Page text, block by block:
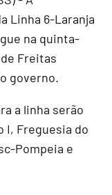
Linha 6-Laranja
na quinta-
Freitas
governo.
a linha serão
I, Freguesia do
Pompeia e